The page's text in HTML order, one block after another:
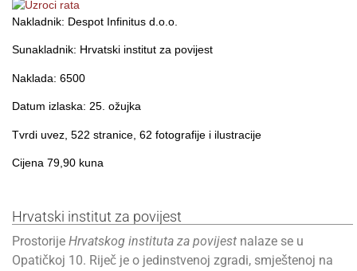
Nakladnik: Despot Infinitus d.o.o.
Sunakladnik: Hrvatski institut za povijest
Naklada: 6500
Datum izlaska: 25. ožujka
Tvrdi uvez, 522 stranice, 62 fotografije i ilustracije
Cijena 79,90 kuna
Hrvatski institut za povijest
Prostorije Hrvatskog instituta za povijest nalaze se u
Opatičkoj 10. Riječ je o jedinstvenoj zgradi, smještenoj na